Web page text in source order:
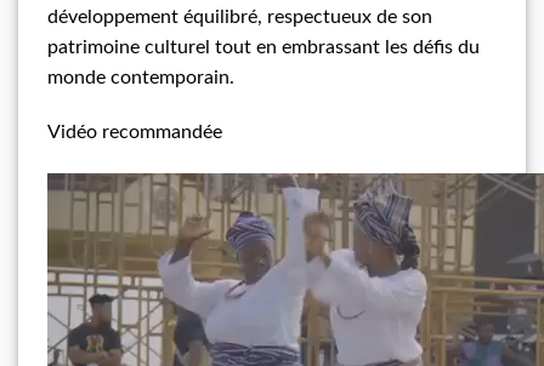
développement équilibré, respectueux de son
patrimoine culturel tout en embrassant les défis du
monde contemporain.
Vidéo recommandée